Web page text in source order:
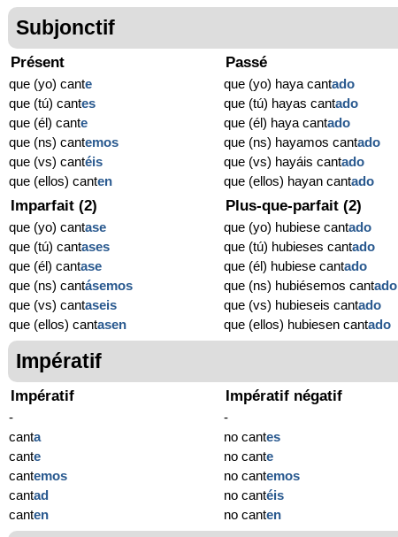
Subjonctif
Présent
que (yo) cante
que (tú) cantes
que (él) cante
que (ns) cantemos
que (vs) cantéis
que (ellos) canten
Passé
que (yo) haya cantado
que (tú) hayas cantado
que (él) haya cantado
que (ns) hayamos cantado
que (vs) hayáis cantado
que (ellos) hayan cantado
Imparfait (2)
que (yo) cantase
que (tú) cantases
que (él) cantase
que (ns) cantásemos
que (vs) cantaseis
que (ellos) cantasen
Plus-que-parfait (2)
que (yo) hubiese cantado
que (tú) hubieses cantado
que (él) hubiese cantado
que (ns) hubiésemos cantado
que (vs) hubieseis cantado
que (ellos) hubiesen cantado
Impératif
Impératif
-
canta
cante
cantemos
cantad
canten
Impératif négatif
-
no cantes
no cante
no cantemos
no cantéis
no canten